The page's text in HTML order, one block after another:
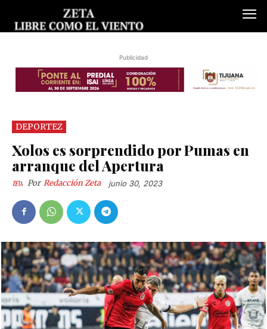
Publicidad
DEPORTEZ
Xolos es sorprendido por Pumas en
arranque del Apertura
Por Redacción Zeta junio 30, 2023